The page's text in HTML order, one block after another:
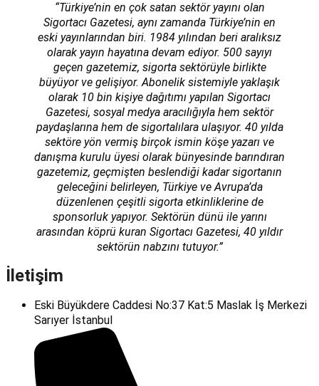
“Türkiye’nin en çok satan sektör yayını olan
Sigortacı Gazetesi, aynı zamanda Türkiye’nin en
eski yayınlarından biri. 1984 yılından beri aralıksız
olarak yayın hayatına devam ediyor. 500 sayıyı
geçen gazetemiz, sigorta sektörüyle birlikte
büyüyor ve gelişiyor. Abonelik sistemiyle yaklaşık
olarak 10 bin kişiye dağıtımı yapılan Sigortacı
Gazetesi, sosyal medya aracılığıyla hem sektör
paydaşlarına hem de sigortalılara ulaşıyor. 40 yılda
sektöre yön vermiş birçok ismin köşe yazarı ve
danışma kurulu üyesi olarak bünyesinde barındıran
gazetemiz, geçmişten beslendiği kadar sigortanın
geleceğini belirleyen, Türkiye ve Avrupa’da
düzenlenen çeşitli sigorta etkinliklerine de
sponsorluk yapıyor. Sektörün dünü ile yarını
arasından köprü kuran Sigortacı Gazetesi, 40 yıldır
sektörün nabzını tutuyor.”
İletişim
Eski Büyükdere Caddesi No:37 Kat:5 Maslak İş Merkezi
Sarıyer İstanbul